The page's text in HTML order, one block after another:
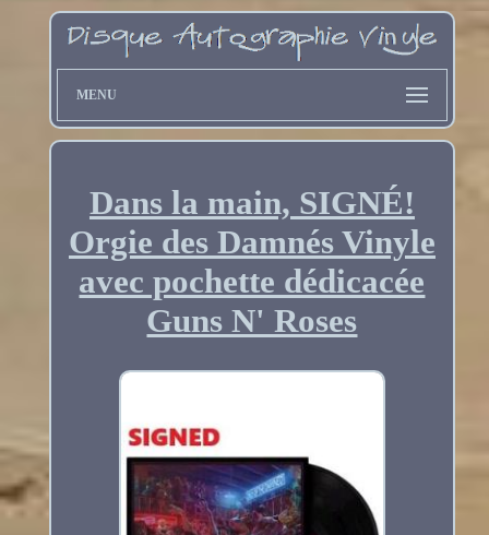
MENU
Dans la main, SIGNÉ!
Orgie des Damnés Vinyle
avec pochette dédicacée
Guns N' Roses